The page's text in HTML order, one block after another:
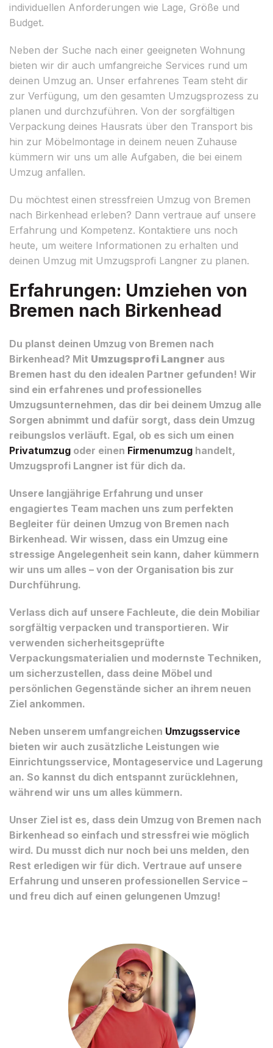
individuellen Anforderungen wie Lage, Größe und
Budget.
Neben der Suche nach einer geeigneten Wohnung
bieten wir dir auch umfangreiche Services rund um
deinen Umzug an. Unser erfahrenes Team steht dir
zur Verfügung, um den gesamten Umzugsprozess zu
planen und durchzuführen. Von der sorgfältigen
Verpackung deines Hausrats über den Transport bis
hin zur Möbelmontage in deinem neuen Zuhause
kümmern wir uns um alle Aufgaben, die bei einem
Umzug anfallen.
Du möchtest einen stressfreien Umzug von Bremen
nach Birkenhead erleben? Dann vertraue auf unsere
Erfahrung und Kompetenz. Kontaktiere uns noch
heute, um weitere Informationen zu erhalten und
deinen Umzug mit Umzugsprofi Langner zu planen.
Erfahrungen: Umziehen von
Bremen nach Birkenhead
Du planst deinen Umzug von Bremen nach
Birkenhead? Mit Umzugsprofi Langner aus
Bremen hast du den idealen Partner gefunden! Wir
sind ein erfahrenes und professionelles
Umzugsunternehmen, das dir bei deinem Umzug alle
Sorgen abnimmt und dafür sorgt, dass dein Umzug
reibungslos verläuft. Egal, ob es sich um einen
Privatumzug oder einen Firmenumzug handelt,
Umzugsprofi Langner ist für dich da.
Unsere langjährige Erfahrung und unser
engagiertes Team machen uns zum perfekten
Begleiter für deinen Umzug von Bremen nach
Birkenhead. Wir wissen, dass ein Umzug eine
stressige Angelegenheit sein kann, daher kümmern
wir uns um alles – von der Organisation bis zur
Durchführung.
Verlass dich auf unsere Fachleute, die dein Mobiliar
sorgfältig verpacken und transportieren. Wir
verwenden sicherheitsgeprüfte
Verpackungsmaterialien und modernste Techniken,
um sicherzustellen, dass deine Möbel und
persönlichen Gegenstände sicher an ihrem neuen
Ziel ankommen.
Neben unserem umfangreichen Umzugsservice
bieten wir auch zusätzliche Leistungen wie
Einrichtungsservice, Montageservice und Lagerung
an. So kannst du dich entspannt zurücklehnen,
während wir uns um alles kümmern.
Unser Ziel ist es, dass dein Umzug von Bremen nach
Birkenhead so einfach und stressfrei wie möglich
wird. Du musst dich nur noch bei uns melden, den
Rest erledigen wir für dich. Vertraue auf unsere
Erfahrung und unseren professionellen Service –
und freu dich auf einen gelungenen Umzug!